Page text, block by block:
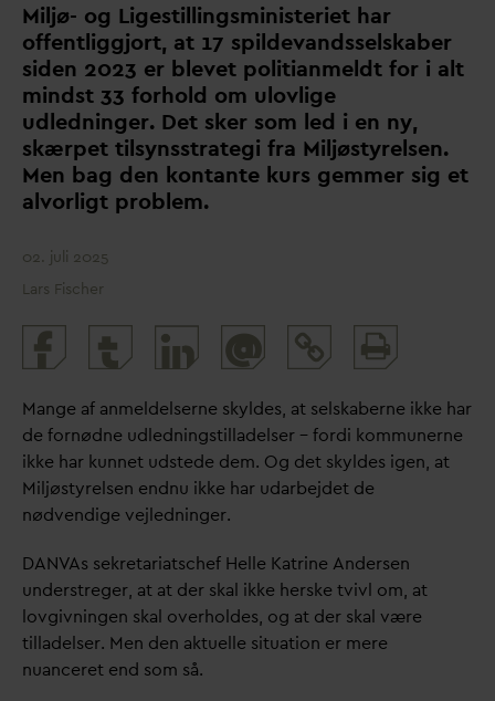
Miljø- og Ligestillingsministeriet har
offentliggjort, at 17 spildevandsselskaber
siden 2023 er blevet politianmeldt for i alt
mindst 33 forhold om ulovlige
udledninger. Det sker som led i en ny,
skærpet tilsynsstrategi fra Miljøstyrelsen.
Men bag den kontante kurs gemmer sig et
alvorligt problem.
02. juli 2025
Lars Fischer
@
and
Mange af anmeldelserne skyldes, at selskaberne ikke har
de fornødne udledningstilladelser – fordi kommunerne
ikke har kunnet udstede dem. Og det skyldes igen, at
Miljøstyrelsen endnu ikke har udarbejdet de
nødvendige vejledninger.
DANVAs sekretariatschef Helle Katrine Andersen
understreger, at at der skal ikke herske tvivl om, at
lovgivningen skal overholdes, og at der skal være
tilladelser. Men den aktuelle situation er mere
nuanceret end som så.